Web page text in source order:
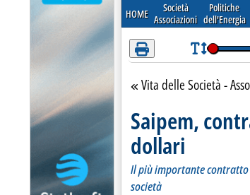
HOME
Società
Associazioni
Politiche
dell'Energia
Torna alla sezione
Vita delle Società -
Saipem,
dollari
Il più importante
società